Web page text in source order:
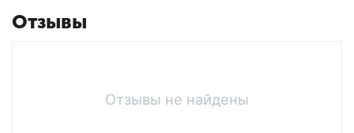
Отзывы
Отзывы не найдены